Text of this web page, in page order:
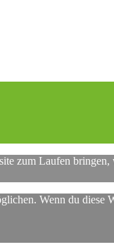
zum Laufen bringen,
Wenn du